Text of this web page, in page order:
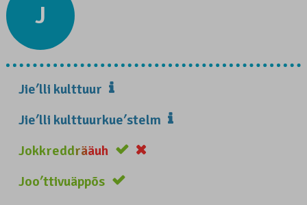
J
Jieʹlli kulttuur
Jieʹlli kulttuurkueʹstelm
Jokkreddrääuh
Jooʹttivuäppõs